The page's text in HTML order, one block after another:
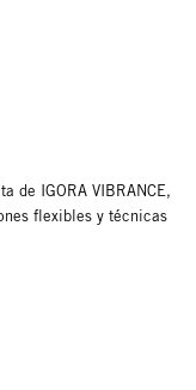
de IGORA VIBRANCE,
flexibles y técnicas